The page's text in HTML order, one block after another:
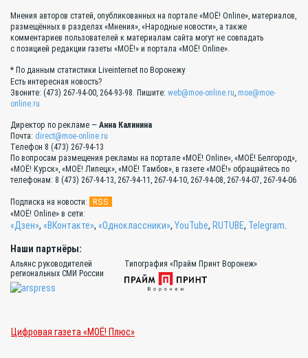
Мнения авторов статей, опубликованных на портале «МОЁ! Online», материалов,
размещённых в разделах «Мнения», «Народные новости», а также
комментариев пользователей к материалам сайта могут не совпадать
с позицией редакции газеты «МОЁ!» и портала «МОЁ! Online».
* По данным статистики Liveinternet по Воронежу
Есть интересная новость?
Звоните: (473) 267-94-00, 264-93-98. Пишите: web@moe-online.ru moe@moe-
online.ru
Директор по рекламе — Анна Калинина
Почта: direct@moe-online.ru
Телефон 8 (473) 267-94-13
По вопросам размещения рекламы на портале «МОЁ! Online», «МОЁ! Белгород»,
«МОЁ! Курск», «МОЁ! Липецк», «МОЁ! Тамбов», в газете «МОЁ!» обращайтесь по
телефонам: 8 (473) 267-94-13, 267-94-11, 267-94-10, 267-94-08, 267-94-07, 267-94-06
Подписка на новости: RSS
«МОЁ! Online» в сети:
«Дзен», «ВКонтакте», «Одноклассники», YouTube, RUTUBE, Telegram
Наши партнёры:
Альянс руководителей
региональных СМИ России
Типография «Прайм Принт Воронеж»
Цифровая газета «МОЁ! Плюс»